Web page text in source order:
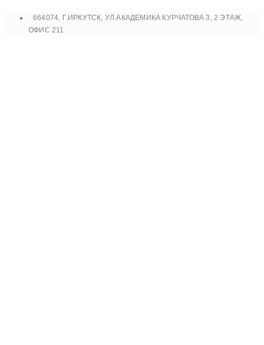
содержимому
664074, Г.ИРКУТСК, УЛ.АКАДЕМИКА КУРЧАТОВА 3, 2 ЭТАЖ,
ОФИС 211